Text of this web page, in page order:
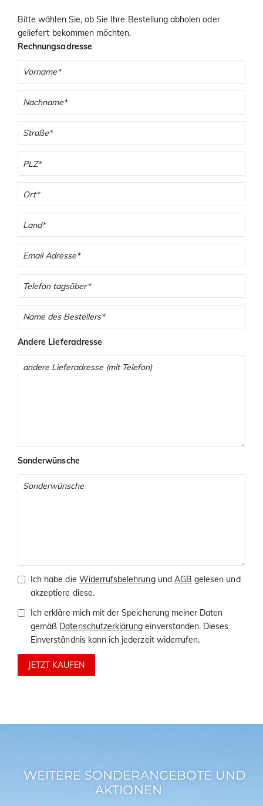
Bitte wählen Sie, ob Sie Ihre Bestellung abholen oder
geliefert bekommen möchten.
Rechnungsadresse
Andere Lieferadresse
Sonderwünsche
Ich habe die Widerrufsbelehrungund AGB gelesen und
akzeptiere diese.
Ich erkläre mich mit der Speicherung meiner Daten
gemäß Datenschutzerklärung einverstanden. Dieses
Einverständnis kann ich jederzeit widerrufen.
JETZT KAUFEN
WEITERE SONDERANGEBOTE UND
AKTIONEN